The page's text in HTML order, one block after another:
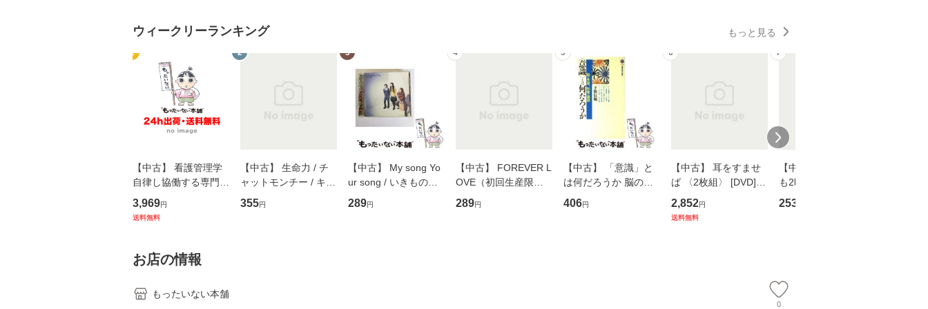
ウィークリーランキング もっと見る
1
【中古】 看護管理学
自律し協働する専門職
の看護マネジメントス
キル 改訂第3版 (看護
堂 [単行
3,969円
送料無料
2
【中古】 生命力 / チ
ャットモンチー / キュ
ーンレコード [CD]
【メール便送料無料】
355円
3
【中古】 My song Yo
ur song / いきものが
かり / [CD]【メール便
送料無料】
289円
4
【中古】 FOREVER L
OVE（初回生産限定
盤） / 清水翔太×加藤
ミリヤ / [CD]【メール
289円
5
【中古】 「意識」と
は何だろうか 脳の来
歴、知覚の錯誤 （講
談社現代新書） / 下条
406円
6
【中古】 耳をすませ
ば 〈2枚組〉 [DVD] /
ブエナ・ビスタ・ホー
ム・エンターテイメン
2,852円
送料無料
7
【中古】 知識ゼロで
も2時間で決算書が読
めるようになる！ 会
253
お店の情報
もったいない本舗
0